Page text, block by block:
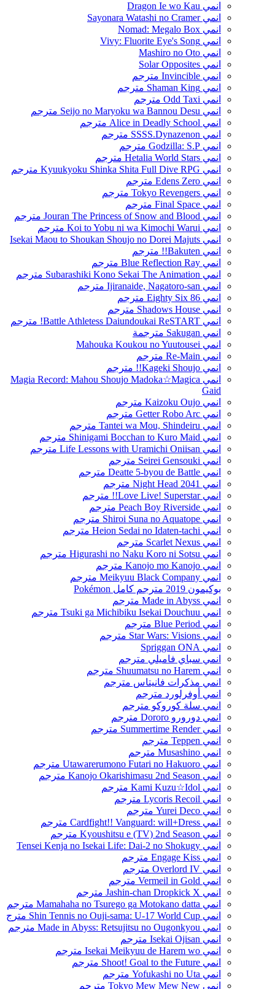
انمي Dragon Ie wo Kau
انمي Sayonara Watashi no Cramer
انمي Nomad: Megalo Box
انمي Vivy: Fluorite Eye's Song
انمي Mashiro no Oto
انمي Solar Opposites
انمي Invincible مترجم
انمي Shaman King مترجم
انمي Odd Taxi مترجم
انمي Seijo no Maryoku wa Bannou Desu مترجم
انمي Alice in Deadly School مترجم
انمي SSSS.Dynazenon مترجم
انمي Godzilla: S.P مترجم
انمي Hetalia World Stars مترجم
انمي Kyuukyoku Shinka Shita Full Dive RPG مترجم
انمي Edens Zero مترجم
انمي Tokyo Revengers مترجم
انمي Final Space مترجم
انمي Jouran The Princess of Snow and Blood مترجم
انمي Koi to Yobu ni wa Kimochi Warui مترجم
انمي Isekai Maou to Shoukan Shoujo no Dorei Majuts
انمي Bakuten!! مترجم
انمي Blue Reflection Ray مترجم
انمي Subarashiki Kono Sekai The Animation مترجم
انمي Ijiranaide, Nagatoro-san مترجم
انمي 86 Eighty Six مترجم
انمي Shadows House مترجم
انمي Battle Athletess Daiundoukai ReSTART! مترجم
انمي Sakugan مترجمة
انمي Mahouka Koukou no Yuutousei
انمي Re-Main مترجم
انمي Kageki Shoujo!! مترجم
انمي Magia Record: Mahou Shoujo Madoka☆Magica
Gaid
انمي Kaizoku Oujo مترجم
انمي Getter Robo Arc مترجم
انمي Tantei wa Mou, Shindeiru مترجم
انمي Shinigami Bocchan to Kuro Maid مترجم
انمي Life Lessons with Uramichi Oniisan مترجم
انمي Seirei Gensouki مترجم
انمي Deatte 5-byou de Battle مترجم
انمي Night Head 2041 مترجم
انمي Love Live! Superstar!! مترجم
انمي Peach Boy Riverside مترجم
انمي Shiroi Suna no Aquatope مترجم
انمي Heion Sedai no Idaten-tachi مترجم
انمي Scarlet Nexus مترجم
انمي Higurashi no Naku Koro ni Sotsu مترجم
انمي Kanojo mo Kanojo مترجم
انمي Meikyuu Black Company مترجم
بوكيمون 2019 مترجم كامل Pokémon
انمي Made in Abyss مترجم
انمي Tsuki ga Michibiku Isekai Douchuu مترجم
انمي Blue Period مترجم
انمي Star Wars: Visions مترجم
انمي Spriggan ONA
انمي سباي فاميلي مترجم
انمي Shuumatsu no Harem مترجم
انمي مذكرات فانيتاس مترجم
انمي أوفرلورد مترجم
انمي سلة كوروكو مترجم
انمي دورورو Dororo مترجم
انمي Summertime Render مترجم
انمي Teppen مترجم
انمي Musashino مترجم
انمي Utawarerumono Futari no Hakuoro مترجم
انمي Kanojo Okarishimasu 2nd Season مترجم
انمي Kami Kuzu☆Idol مترجم
انمي Lycoris Recoil مترجم
انمي Yurei Deco مترجم
انمي Cardfight!! Vanguard: will+Dress مترجم
انمي Kyoushitsu e (TV) 2nd Season مترجم
انمي Tensei Kenja no Isekai Life: Dai-2 no Shokugy
انمي Engage Kiss مترجم
انمي Overlord IV مترجم
انمي Vermeil in Gold مترجم
انمي Jashin-chan Dropkick X مترجم
انمي Mamahaha no Tsurego ga Motokano datta مترجم
انمي Shin Tennis no Ouji-sama: U-17 World Cup مترج
انمي Made in Abyss: Retsujitsu no Ougonkyou مترجم
انمي Isekai Ojisan مترجم
انمي Isekai Meikyuu de Harem wo مترجم
انمي Shoot! Goal to the Future مترجم
انمي Yofukashi no Uta مترجم
انمي Tokyo Mew Mew New مترجم